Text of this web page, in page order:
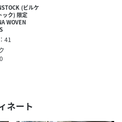
(ビルケ
ック) 限定
WOVEN
41
ネート